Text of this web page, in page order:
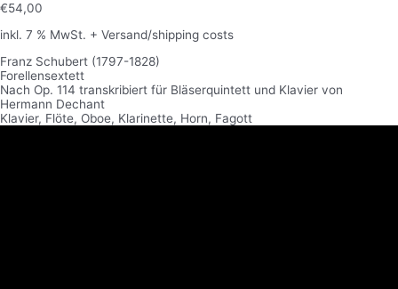
€54,00
inkl. 7 % MwSt. + Versand/shipping costs
Franz Schubert (1797-1828)
Forellensextett
Nach Op. 114 transkribiert für Bläserquintett und Klavier von
Hermann Dechant
Klavier, Flöte, Oboe, Klarinette, Horn, Fagott